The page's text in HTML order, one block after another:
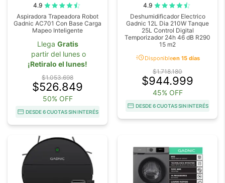
4.9
Aspiradora Trapeadora Robot
Gadnic AC701 Con Base Carga
Mapeo Inteligente
Llega Gratis
partir del lunes o
¡Retiralo el lunes!
$1.053.698
$526.849
50% OFF
DESDE 6 CUOTAS SIN INTERÉS
4.9
Deshumidificador Electrico
Gadnic 12L Dia 210W Tanque
25L Control Digital
Temporizador 24h 46 dB R290
15 m2
acuteDisponibleen 15 días
$1.718.180
$944.999
45% OFF
DESDE 6 CUOTAS SIN INTERÉS